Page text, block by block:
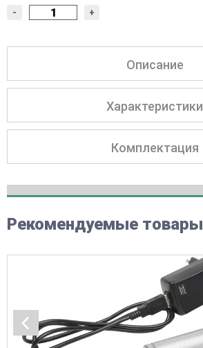
- +
Описание
Характеристики
Комплектация
Рекомендуемые товары